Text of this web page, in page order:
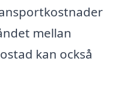
mellan
kan också